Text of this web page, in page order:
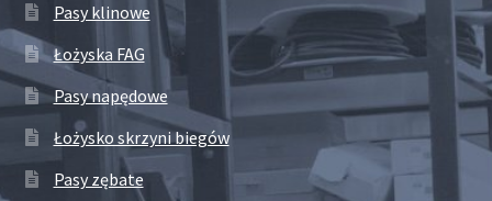
Pasy klinowe
Łożyska FAG
Pasy napędowe
Łożysko skrzyni biegów
Pasy zębate